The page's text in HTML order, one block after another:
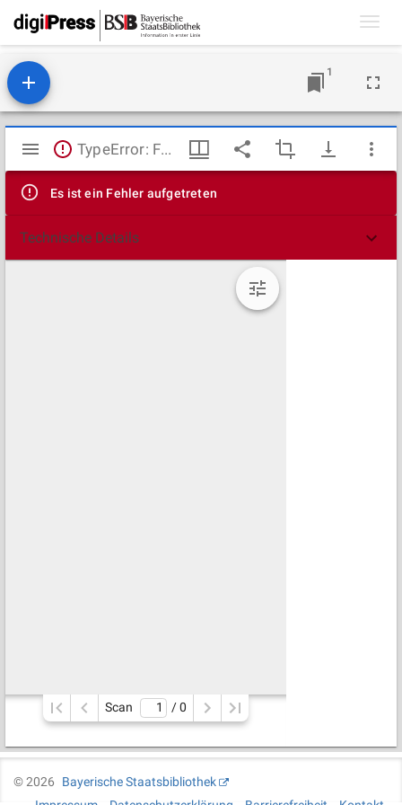
1
Mirador
Viewer
TypeError: Failed to fetch
Es ist ein Fehler aufgetreten
Technische Details
Scan / 0
©2026
Bayerische Staatsbibliothek